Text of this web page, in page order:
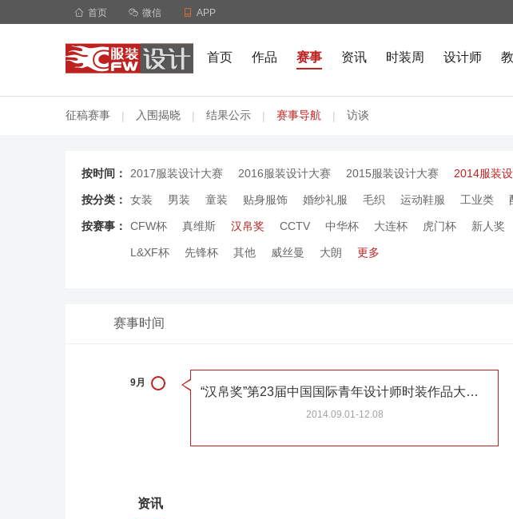
 首页  微信  APP
首页 作品 赛事 资讯 时装周 设计师
征稿赛事 | 入围揭晓 | 结果公示 | 赛事导航 | 访谈
按时间： 2017服装设计大赛 2016服装设计大赛 2015服装设计大赛 2014服装
按分类： 女装 男装 童装 贴身服饰 婚纱礼服 毛织 运动鞋服 工业类
按赛事： CFW杯 真维斯 汉帛奖 CCTV 中华杯 大连杯 虎门杯 新人奖
L&XF杯 先锋杯 其他 威丝曼 大朗 更多
赛事时间
9月
“汉帛奖”第23届中国国际青年设计师时装作品大赛征稿
2014.09.01-12.08
资讯